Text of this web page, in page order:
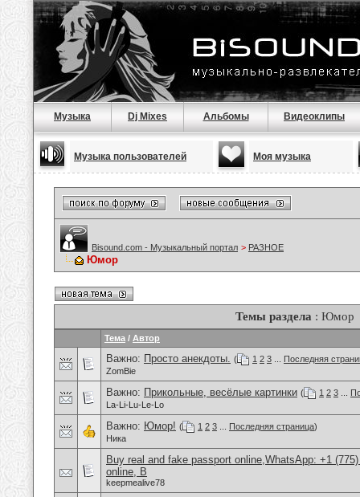
Музыка Dj Mixes Альбомы Видеоклипы
Музыка пользователей Моя музыка
Bisound.com - Музыкальный портал > РАЗНОЕ
Юмор
Темы раздела : Юмор
Тема / Автор
Важно: Просто анекдоты. ( 1 2 3
Последняя
ZomBie
Важно: Прикольные, весёлые картинки ( 1 2 3
La-Li-Lu-Le-Lo
Важно: Юмор! ( 1 2 3 Последняя страница)
Ника
Buy real and fake passport online,WhatsApp: +1
online, B
keepmealive78